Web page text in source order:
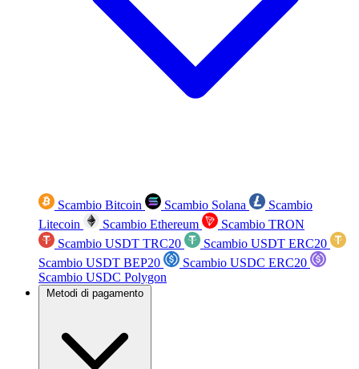
Scambio Bitcoin Scambio Solana
Scambio
Litecoin
Scambio Ethereum
Scambio TRON
Scambio USDT TRC20
Scambio USDT ERC20
Scambio USDT BEP20
Scambio USDC ERC20
Scambio USDC Polygon
Metodi di pagamento